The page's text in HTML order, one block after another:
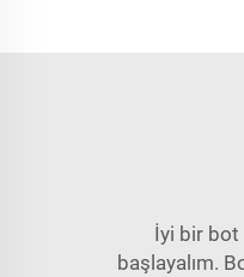
İyi bir bot
başlayalım.